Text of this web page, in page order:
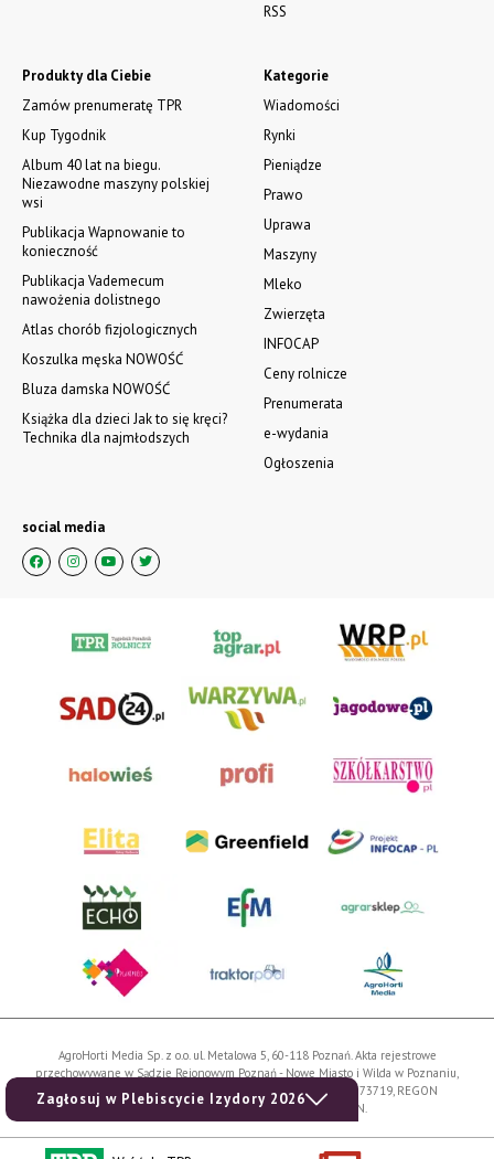
Zagłosuj w Plebiscycie Izydory 2026
Kategorie
Wiadomości
Rynki
Pieniądze
Prawo
Uprawa
Maszyny
Mleko
Zwierzęta
INFOCAP
Ceny rolnicze
Prenumerata
e-wydania
Ogłoszenia
Produkty dla Ciebie
Zamów prenumeratę TPR
Kup Tygodnik
Album 40 lat na biegu.
Niezawodne maszyny polskiej
wsi
Publikacja Wapnowanie to
konieczność
Publikacja Vademecum
nawożenia dolistnego
Atlas chorób fizjologicznych
Koszulka męska NOWOŚĆ
Bluza damska NOWOŚĆ
Książka dla dzieci Jak to się kręci?
Technika dla najmłodszych
RSS
social media
AgroHorti Media Sp. z o.o. ul. Metalowa 5, 60-118 Poznań. Akta rejestrowe
przechowywane w Sądzie Rejonowym Poznań - Nowe Miasto i Wilda w Poznaniu,
VIII Wydziale Gospodarczym, KRS 0001116269, NIP 7792573719, REGON
529158846, kapitał zakładowy: 3.608.000 PLN.